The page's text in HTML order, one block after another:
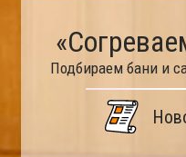
Подбираем бани и